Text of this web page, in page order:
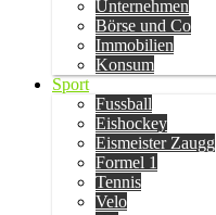
Unternehmen
Börse und Co
Immobilien
Konsum
Sport
Fussball
Eishockey
Eismeister Zaugg
Formel 1
Tennis
Velo